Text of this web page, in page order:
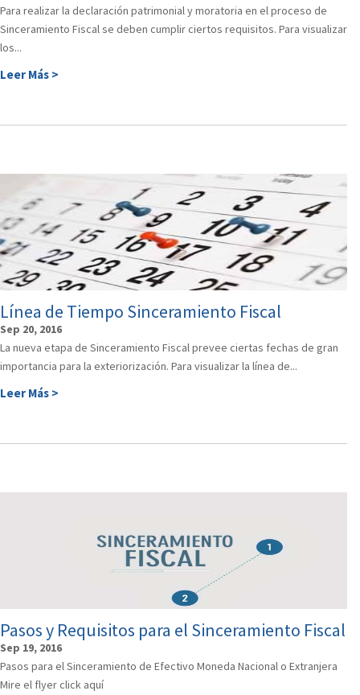
Para realizar la declaración patrimonial y moratoria en el proceso de
Sinceramiento Fiscal se deben cumplir ciertos requisitos. Para visualizar
los...
Leer Más >
Línea de Tiempo Sinceramiento Fiscal
Sep 20, 2016
La nueva etapa de Sinceramiento Fiscal prevee ciertas fechas de gran
importancia para la exteriorización. Para visualizar la línea de...
Leer Más >
Pasos y Requisitos para el Sinceramiento Fiscal
Sep 19, 2016
Pasos para el Sinceramiento de Efectivo Moneda Nacional o Extranjera
Mire el flyer click aquí